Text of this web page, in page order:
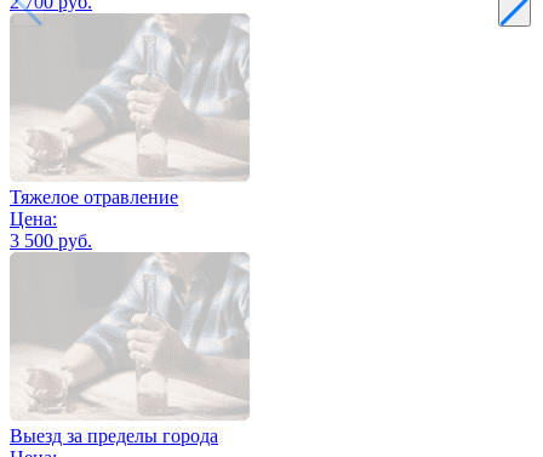
Тяжелое отравление
Цена:
3 500 руб.
Выезд за пределы города